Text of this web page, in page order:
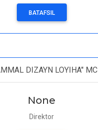
BATAFSIL
DIZAYN LOYIHA"
None
Direktor